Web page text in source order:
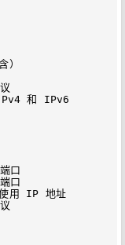
和 IPv6
口
口
用 IP 地址